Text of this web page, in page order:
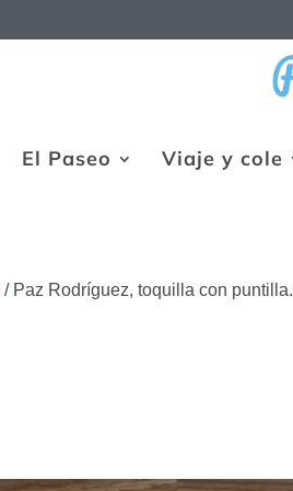
El Paseo Viaje y cole
/ Paz Rodríguez, toquilla con puntilla.